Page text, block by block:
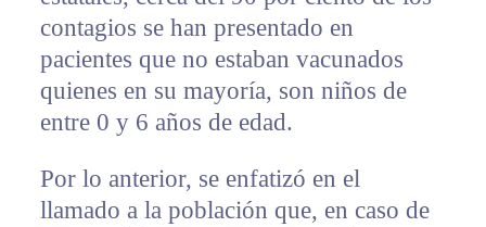
contagios se han presentado en
pacientes que no estaban vacunados
quienes en su mayoría, son niños de
entre 0 y 6 años de edad.
Por lo anterior, se enfatizó en el
llamado a la población que, en caso de